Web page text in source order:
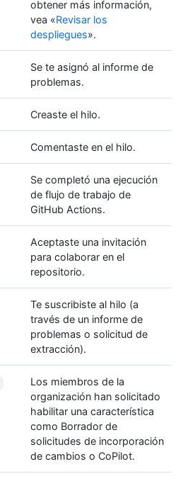
obtener más información,
vea «Revisar los
despliegues».
Se te asignó al informe de
problemas.
Creaste el hilo.
Comentaste en el hilo.
Se completó una ejecución
de flujo de trabajo de
GitHub Actions.
Aceptaste una invitación
para colaborar en el
repositorio.
Te suscribiste al hilo (a
través de un informe de
problemas o solicitud de
extracción).
Los miembros de la
organización han solicitado
habilitar una característica
como Borrador de
solicitudes de incorporación
de cambios o CoPilot.